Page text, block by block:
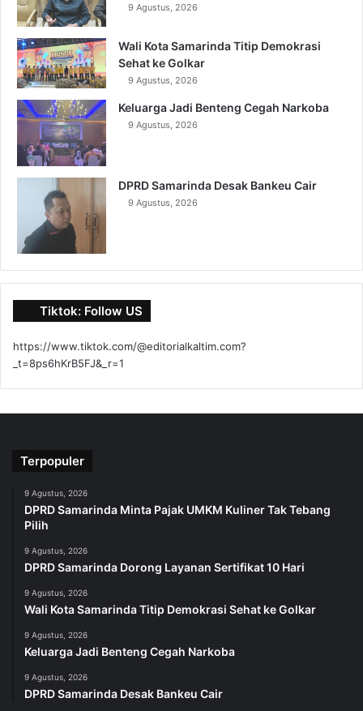
9 Agustus, 2026
Wali Kota Samarinda Titip Demokrasi
Sehat ke Golkar
9 Agustus, 2026
Keluarga Jadi Benteng Cegah Narkoba
9 Agustus, 2026
DPRD Samarinda Desak Bankeu Cair
9 Agustus, 2026
Tiktok: Follow US
https://www.tiktok.com/@editorialkaltim.com?
_t=8ps6hKrB5FJ&_r=1
Terpopuler
9 Agustus, 2026
DPRD Samarinda Minta Pajak UMKM Kuliner Tak Tebang
Pilih
9 Agustus, 2026
DPRD Samarinda Dorong Layanan Sertifikat 10 Hari
9 Agustus, 2026
Wali Kota Samarinda Titip Demokrasi Sehat ke Golkar
9 Agustus, 2026
Keluarga Jadi Benteng Cegah Narkoba
9 Agustus, 2026
DPRD Samarinda Desak Bankeu Cair